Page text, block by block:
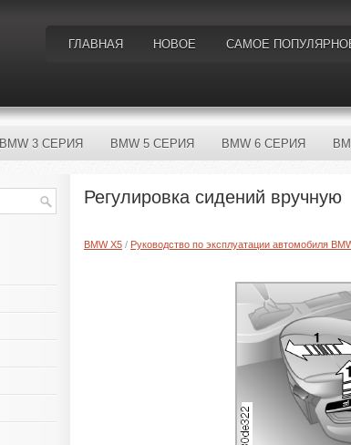
ГЛАВНАЯ НОВОЕ САМОЕ
BMW 3 СЕРИЯ BMW 5 СЕРИЯ BMW 6 СЕРИЯ
Регулировка сидений вручную
BMW X5 / Руководство по эксплуатации автомобиля